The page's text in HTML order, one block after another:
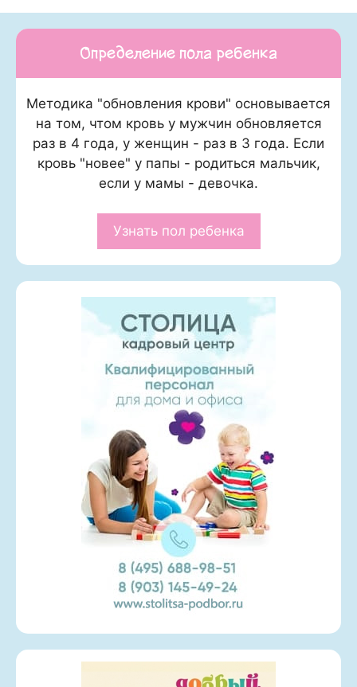
Определение пола ребенка
Методика "обновления крови" основывается
на том, чтом кровь у мужчин обновляется
раз в 4 года, у женщин - раз в 3 года. Если
кровь "новее" у папы - родиться мальчик,
если у мамы - девочка.
Узнать пол ребенка